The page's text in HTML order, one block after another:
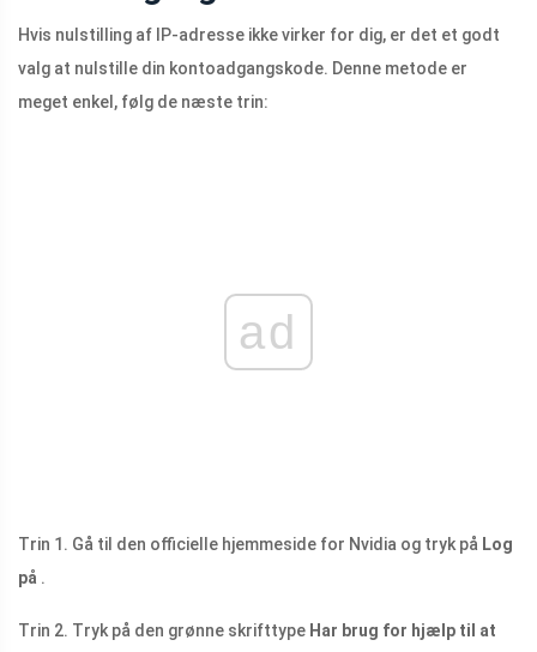
Hvis nulstilling af IP-adresse ikke virker for dig, er det et godt
valg at nulstille din kontoadgangskode. Denne metode er
meget enkel, følg de næste trin:
ad
Trin 1. Gå til den officielle hjemmeside for Nvidia og tryk på Log
på .
Trin 2. Tryk på den grønne skrifttype Har brug for hjælp til at